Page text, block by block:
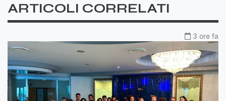
ARTICOLI CORRELATI
3 ore fa